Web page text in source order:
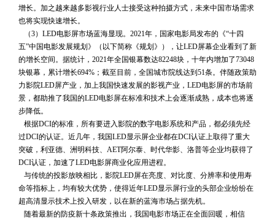
增长。加之越来越多影视行业人士接受这种拍摄方式，未来中国市场需求
也将实现快速增长。
（3）LED电影屏市场蓝海显现。2021年，国家电影局发布的《“十四
五”中国电影发展规划》（以下简称《规划》），让LED屏幕企业看到了新
的增长空间。据统计，2021年全国银幕数达82248块，十年内增加了73048
块银幕，累计增长694%；截至目前，全国城市院线达到51条。伴随政策助
力影院LED屏产业，加上我国快速发展的影视产业，LED电影屏的市场前
景，都助推了我国的LED电影屏在标准和技术上会逐渐成熟，成本也将逐
步降低。
根据DCI的标准，所有要进入影院的数字电影系统和产品，都必须先经
过DCI的认证。近几年，我国LED显示屏企业都在DCI认证上取得了重大
突破，利亚德、洲明科技、AET阿尔泰、时代华影、洛普等企业均获得了
DCI认证，加速了LED电影屏商业化应用进程。
与传统的投影放映相比，影院LED屏在亮度、对比度、分辨率和使用寿
命等指标上，均有较大优势，使得近年LED显示屏行业的头部企业纷纷在
超高清显示技术上投入研发，以在新的蓝海市场占据先机。
随着最新的防疫新十条政策推出，我国电影市场正在全面回暖，相信